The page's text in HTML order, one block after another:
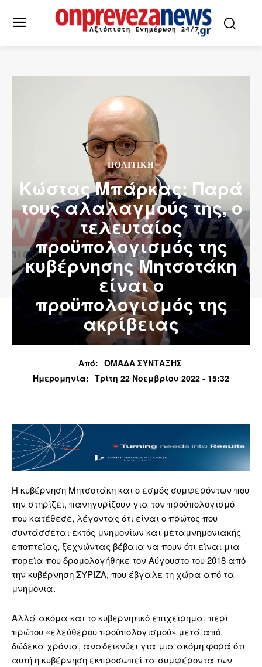
ΠΟΛΙΤΙΚΗ
Κώστας Μπάρκας: Παρά
τους αλαλαγμούς της, ο
τελευταίος
προϋπολογισμός της
κυβέρνησης Μητσοτάκη
είναι ο
προϋπολογισμός της
ακρίβειας
Από: ΟΜΑΔΑ ΣΥΝΤΑΞΗΣ
Ημερομηνία: Τρίτη 22 Νοεμβρίου 2022 - 15:32
Η κυβέρνηση Μητσοτάκη και ο εσμός συμφερόντων που
την στηρίζει, πανηγυρίζουν για τον προϋπολογισμό
που κατέθεσε, λέγοντας ότι είναι ο πρώτος που
συντάσσεται εκτός μνημονίων και μεταμνημονιακής
εποπτείας, ξεχνώντας βέβαια να πουν ότι είναι μια
πορεία που δρομολογήθηκε τον Αύγουστο του 2018 από
την κυβέρνηση ΣΥΡΙΖΑ, που έβγαλε τη χώρα από τα
μνημόνια.
Αλλά ακόμα και το κυβερνητικό επιχείρημα, περί
πρώτου «ελεύθερου προϋπολογισμού» μετά από
δώδεκα χρόνια, αναδεικνύει για μια ακόμη φορά ότι
αυτή η κυβέρνηση εκπροσωπεί τα συμφέροντα των